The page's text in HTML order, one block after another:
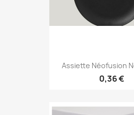
Assiette Néofusion
0,36 €